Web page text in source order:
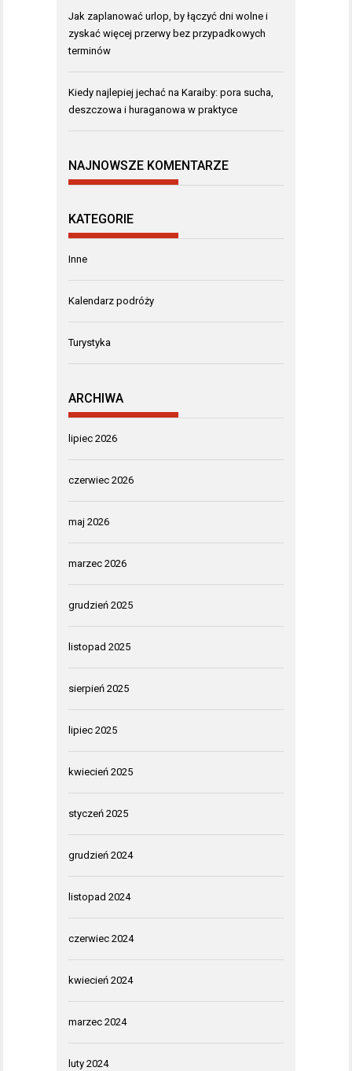
Jak zaplanować urlop, by łączyć dni wolne i
zyskać więcej przerwy bez przypadkowych
terminów
Kiedy najlepiej jechać na Karaiby: pora sucha,
deszczowa i huraganowa w praktyce
NAJNOWSZE KOMENTARZE
KATEGORIE
Inne
Kalendarz podróży
Turystyka
ARCHIWA
lipiec 2026
czerwiec 2026
maj 2026
marzec 2026
grudzień 2025
listopad 2025
sierpień 2025
lipiec 2025
kwiecień 2025
styczeń 2025
grudzień 2024
listopad 2024
czerwiec 2024
kwiecień 2024
marzec 2024
luty 2024